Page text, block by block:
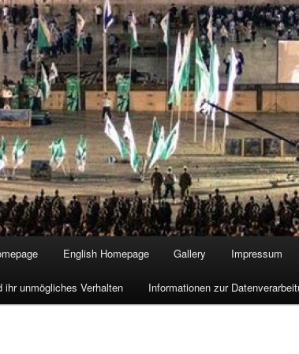
English Homepage Gallery Impressum
unmögliches Verhalten Informationen zur